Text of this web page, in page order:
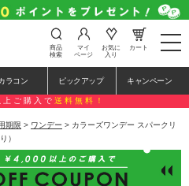
t
o
e
n
a
a
商品
検索
マイ
ページ
お気に
入り
カート
ラコン ピックアップ キャンペーン
ご購入で 送料無料！
期限 > ワンデー > カラーズワンデー スパークリ
）